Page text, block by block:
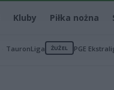
Kluby Piłka nożna
TauronLiga ŻUŻEL PGE